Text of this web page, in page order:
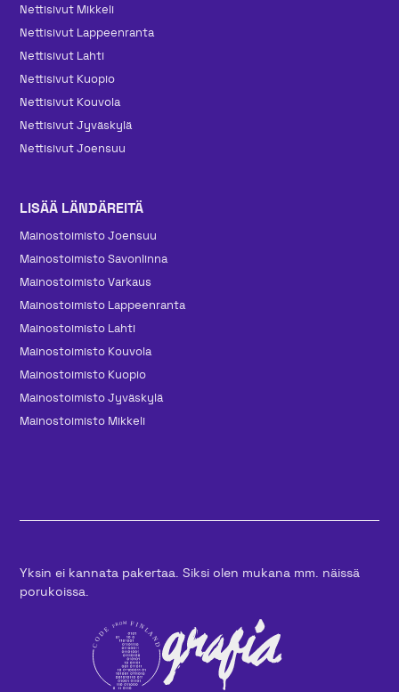
Nettisivut Mikkeli
Nettisivut Lappeenranta
Nettisivut Lahti
Nettisivut Kuopio
Nettisivut Kouvola
Nettisivut Jyväskylä
Nettisivut Joensuu
LISÄÄ LÄNDÄREITÄ
Mainos­toimisto Joensuu
Mainos­toimisto Savonlinna
Mainos­toimisto Varkaus
Mainos­toimisto Lappeenranta
Mainos­toimisto Lahti
Mainos­toimisto Kouvola
Mainos­toimisto Kuopio
Mainos­toimisto Jyväskylä
Mainos­toimisto Mikkeli
Yksin ei kannata pakertaa. Siksi olen mukana mm. näissä
porukoissa.